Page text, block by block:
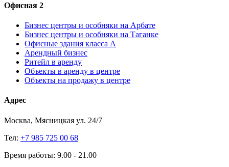
Офисная 2
Бизнес центры и особняки на Арбате
Бизнес центры и особняки на Таганке
Офисные здания класса А
Арендный бизнес
Ритейл в аренду
Объекты в аренду в центре
Объекты на продажу в центре
Адрес
Москва, Мясницкая ул. 24/7
Тел: +7 985 725 00 68
Время работы: 9.00 - 21.00